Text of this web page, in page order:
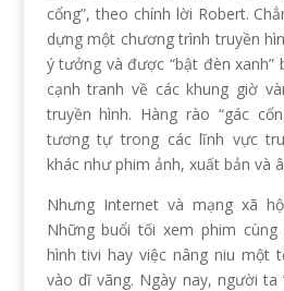
cổng”, theo chính lời Robert.
dựng một chương trình truyền
ý tưởng và được “bật đèn
cạnh tranh về các khung giờ
truyền hình. Hàng rào “gác
tương tự trong các lĩnh vực
khác như phim ảnh, xuất bản và
Nhưng Internet và mạng xã
Những buổi tối xem phim
hình tivi hay việc nâng niu một
vào dĩ vãng. Ngày nay, người